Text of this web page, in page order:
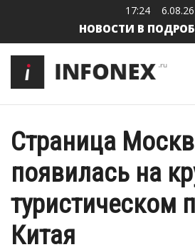
17:24 6.08.26
НОВОСТИ В
Cтраница
появилась на
туристическом
Китая